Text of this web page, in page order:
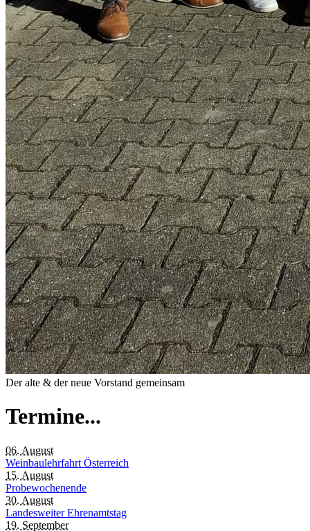
Der alte & der neue Vorstand gemeinsam
Termine...
06. August
Weinbaulehrfahrt Österreich
15. August
Probewochenende
30. August
Landesweiter Ehrenamtstag
19. September